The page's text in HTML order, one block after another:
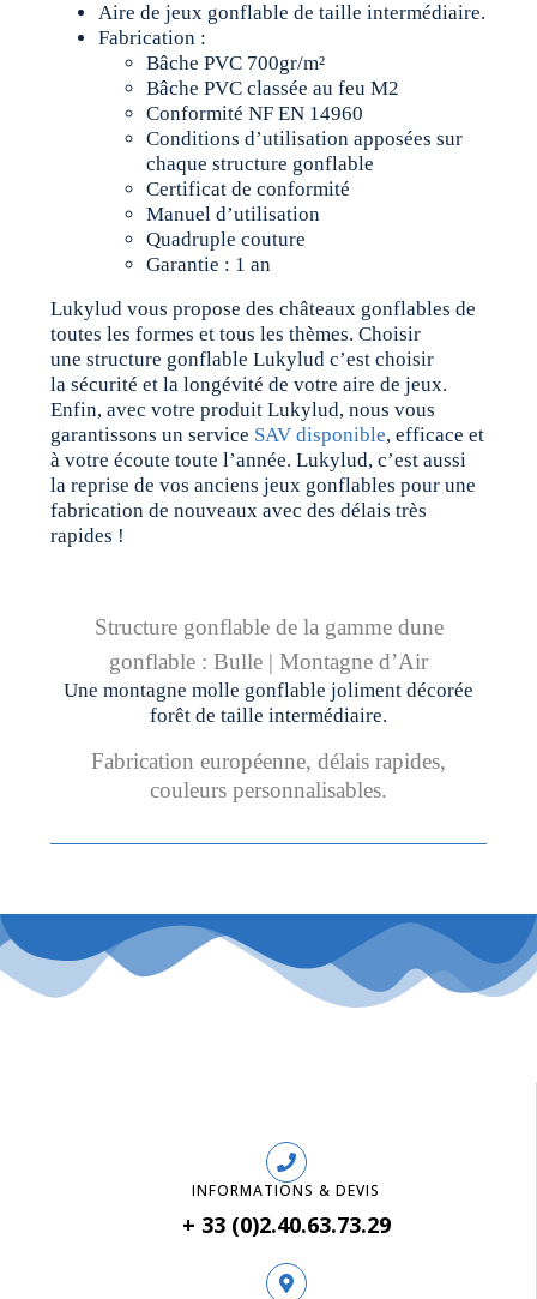
Aire de jeux gonflable de taille intermédiaire.
Fabrication :
Bâche PVC 700gr/m²
Bâche PVC classée au feu M2
Conformité NF EN 14960
Conditions d’utilisation apposées sur
chaque structure gonflable
Certificat de conformité
Manuel d’utilisation
Quadruple couture
Garantie : 1 an
Lukylud vous propose des châteaux gonflables de
toutes les formes et tous les thèmes. Choisir
une structure gonflable Lukylud c’est choisir
la sécurité et la longévité de votre aire de jeux.
Enfin, avec votre produit Lukylud, nous vous
garantissons un service SAV disponible, efficace et
à votre écoute toute l’année. Lukylud, c’est aussi
la reprise de vos anciens jeux gonflables pour une
fabrication de nouveaux avec des délais très
rapides !
Structure gonflable de la gamme dune
gonflable : Bulle | Montagne d’Air
Une montagne molle gonflable joliment décorée
forêt de taille intermédiaire.
Fabrication européenne, délais rapides,
couleurs personnalisables.
INFORMATIONS & DEVIS
+ 33 (0)2.40.63.73.29